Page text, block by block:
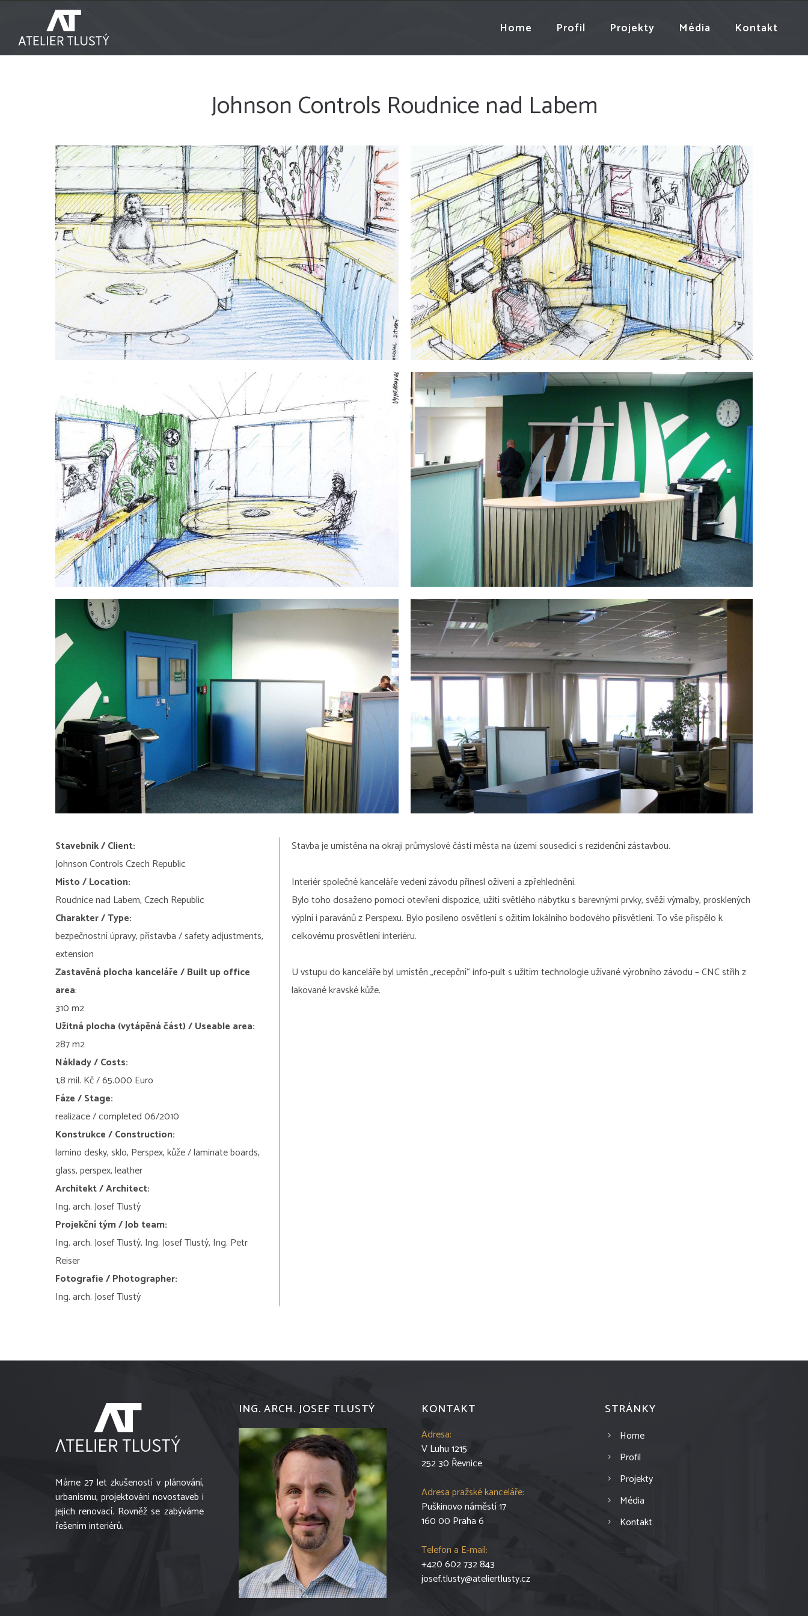
Home Profil Projekty Média Kontakt
Johnson Controls Roudnice nad Labem
Stavebník / Client:
Johnson Controls Czech Republic
Místo / Location:
Roudnice nad Labem, Czech Republic
Charakter / Type:
bezpečnostní úpravy, přístavba / safety adjustments,
extension
Zastavěná plocha kanceláře /Built up office
area:
310 m2
Užitná plocha (vytápěná část) / Useable area:
287 m2
Náklady / Costs:
1,8 mil. Kč / 65.000 Euro
Fáze / Stage:
realizace / completed 06/2010
Konstrukce / Construction:
lamino desky, sklo, Perspex, kůže / laminate boards,
glass, perspex, leather
Architekt / Architect:
Ing. arch. Josef Tlustý
Projekční tým / Job team:
Ing. arch. Josef Tlustý, Ing. Josef Tlustý, Ing. Petr
Reiser
Fotografie / Photographer:
Ing. arch. Josef Tlustý
Stavba je umístěna na okraji průmyslové části města na území sousedící s rezidenční zástavbou.
Interiér společné kanceláře vedení závodu přinesl oživení a zpřehlednění.
Bylo toho dosaženo pomocí otevření dispozice, užití světlého nábytku s barevnými prvky, svěží výmalby, prosklených
výplní i paravánů z Perspexu. Bylo posíleno osvětlení s ožitím lokálního bodového přisvětlení. To vše přispělo k
celkovému prosvětlení interiéru.
U vstupu do kanceláře byl umístěn „recepční“ info-pult s užitím technologie užívané výrobního závodu – CNC střih z
lakované kravské kůže.
Máme 27 let zkušeností v plánování,
urbanismu, projektování novostaveb i
jejich renovací. Rovněž se zabýváme
řešením interiérů.
ING. ARCH. JOSEF TLUSTÝ KONTAKT
Adresa:
V Luhu 1215
252 30 Řevnice
Adresa pražské kanceláře:
Puškinovo náměstí 17
160 00 Praha 6
Telefon a E-mail:
+420 602 732 843
josef.tlusty@ateliertlusty.cz
STRÁNKY
Home
Profil
Projekty
Média
Kontakt